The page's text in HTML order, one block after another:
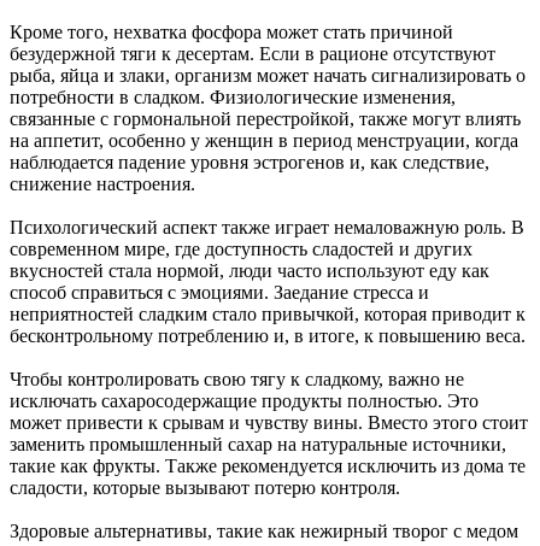
Кроме того, нехватка фосфора может стать причиной
безудержной тяги к десертам. Если в рационе отсутствуют
рыба, яйца и злаки, организм может начать сигнализировать о
потребности в сладком. Физиологические изменения,
связанные с гормональной перестройкой, также могут влиять
на аппетит, особенно у женщин в период менструации, когда
наблюдается падение уровня эстрогенов и, как следствие,
снижение настроения.
Психологический аспект также играет немаловажную роль. В
современном мире, где доступность сладостей и других
вкусностей стала нормой, люди часто используют еду как
способ справиться с эмоциями. Заедание стресса и
неприятностей сладким стало привычкой, которая приводит к
бесконтрольному потреблению и, в итоге, к повышению веса.
Чтобы контролировать свою тягу к сладкому, важно не
исключать сахаросодержащие продукты полностью. Это
может привести к срывам и чувству вины. Вместо этого стоит
заменить промышленный сахар на натуральные источники,
такие как фрукты. Также рекомендуется исключить из дома те
сладости, которые вызывают потерю контроля.
Здоровые альтернативы, такие как нежирный творог с медом